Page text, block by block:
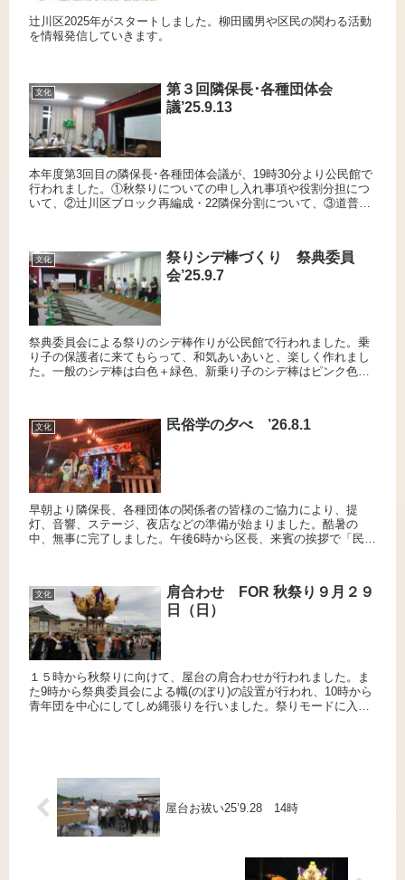
辻川区2025年がスタートしました。柳田國男や区民の関わる活動
を情報発信していきます。
文化
第３回隣保長･各種団体会
議’25.9.13
本年度第3回目の隣保長･各種団体会議が、19時30分より公民館で
行われました。①秋祭りについての申し入れ事項や役割分担につ
いて、②辻川区ブロック再編成・22隣保分割について、③道普請
文化
祭りシデ棒づくり 祭典委員
会’25.9.7
祭典委員会による祭りのシデ棒作りが公民館で行われました。乗
り子の保護者に来てもらって、和気あいあいと、楽しく作れまし
た。一般のシデ棒は白色＋緑色、新乗り子のシデ棒はピンク色＋
文化 民俗学の夕べ ’26.8.1
早朝より隣保長、各種団体の関係者の皆様のご協力により、提
灯、音響、ステージ、夜店などの準備が始まりました。酷暑の
中、無事に完了しました。午後6時から区長、来賓の挨拶で「民俗
文化
肩合わせ FOR 秋祭り９月２９
日（日）
１５時から秋祭りに向けて、屋台の肩合わせが行われました。ま
た9時から祭典委員会による幟(のぼり)の設置が行われ、10時から
青年団を中心にしてしめ縄張りを行いました。祭りモードに入っ
屋台お祓い25’9.28 14時